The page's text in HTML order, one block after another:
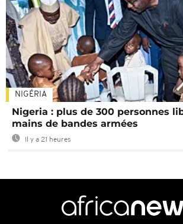
NIGÉRIA
Nigeria : plus de 300 personnes
mains de bandes armées
Il y a 21 heures